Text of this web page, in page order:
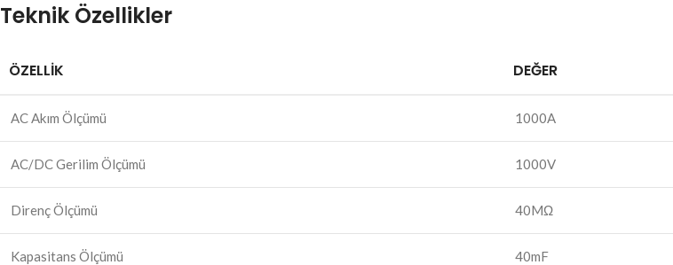
Teknik Özellikler
ÖZELLIK DEĞER
AC Akım Ölçümü 1000A
AC/DC Gerilim Ölçümü 1000V
Direnç Ölçümü 40MΩ
Kapasitans Ölçümü 40mF